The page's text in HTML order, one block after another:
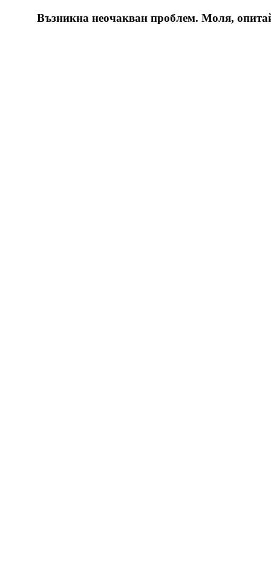
Възникна неочакван проблем. Моля,